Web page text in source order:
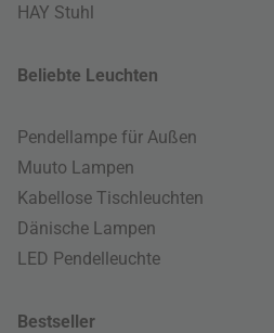
HAY Stuhl
Beliebte Leuchten
Pendellampe für Außen
Muuto Lampen
Kabellose Tischleuchten
Dänische Lampen
LED Pendelleuchte
Bestseller